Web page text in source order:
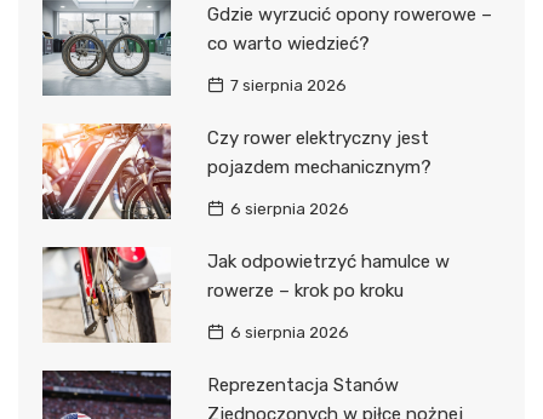
Gdzie wyrzucić opony rowerowe –
co warto wiedzieć?
7 sierpnia 2026
Czy rower elektryczny jest
pojazdem mechanicznym?
6 sierpnia 2026
Jak odpowietrzyć hamulce w
rowerze – krok po kroku
6 sierpnia 2026
Reprezentacja Stanów
Zjednoczonych w piłce nożnej